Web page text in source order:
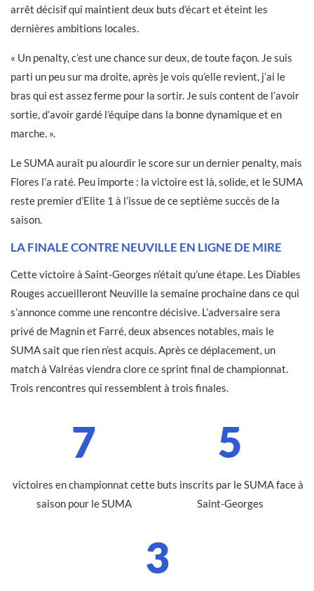
arrêt décisif qui maintient deux buts d’écart et éteint les
dernières ambitions locales.
« Un penalty, c’est une chance sur deux, de toute façon. Je suis
parti un peu sur ma droite, après je vois qu’elle revient, j’ai le
bras qui est assez ferme pour la sortir. Je suis content de l’avoir
sortie, d’avoir gardé l’équipe dans la bonne dynamique et en
marche. ».
Le SUMA aurait pu alourdir le score sur un dernier penalty, mais
Flores l’a raté. Peu importe : la victoire est là, solide, et le SUMA
reste premier d’Elite 1 à l’issue de ce septième succès de la
saison.
LA FINALE CONTRE NEUVILLE EN LIGNE DE MIRE
Cette victoire à Saint-Georges n’était qu’une étape. Les Diables
Rouges accueilleront Neuville la semaine prochaine dans ce qui
s’annonce comme une rencontre décisive. L’adversaire sera
privé de Magnin et Farré, deux absences notables, mais le
SUMA sait que rien n’est acquis. Après ce déplacement, un
match à Valréas viendra clore ce sprint final de championnat.
Trois rencontres qui ressemblent à trois finales.
7
victoires en championnat cette
saison pour le SUMA
5
buts inscrits par le SUMA face à
Saint-Georges
3